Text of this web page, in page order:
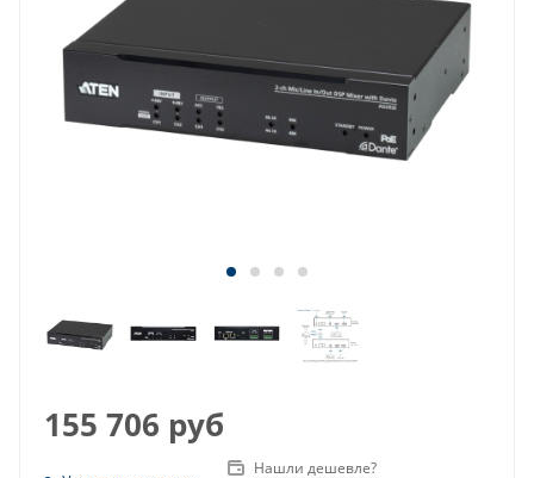
155 706 руб
Нашли дешевле?